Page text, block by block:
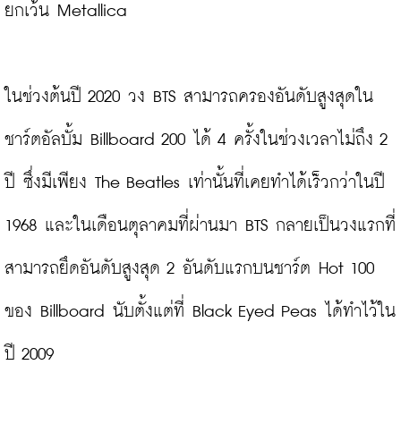
ยกเว้น Metallica
ในช่วงต้นปี 2020 วง BTS สามารถครองอันดับสูงสุดใน
ชาร์ตอัลบั้ม Billboard 200 ได้ 4 ครั้งในช่วงเวลาไม่ถึง 2
ปี ซึ่งมีเพียง The Beatles เท่านั้นที่เคยทำได้เร็วกว่าในปี
1968 และในเดือนตุลาคมที่ผ่านมา BTS กลายเป็นวงแรกที่
สามารถยึดอันดับสูงสุด 2 อันดับแรกบนชาร์ต Hot 100
ของ Billboard นับตั้งแต่ที่ Black Eyed Peas ได้ทำไว้ใน
ปี 2009